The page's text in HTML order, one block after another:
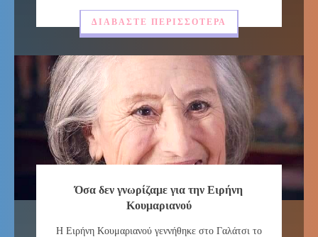
ΔΙΑΒΆΣΤΕ ΠΕΡΙΣΣΌΤΕΡΑ
Όσα δεν γνωρίζαμε για την Ειρήνη
Κουμαριανού
Η Ειρήνη Κουμαριανού γεννήθηκε στο Γαλάτσι το